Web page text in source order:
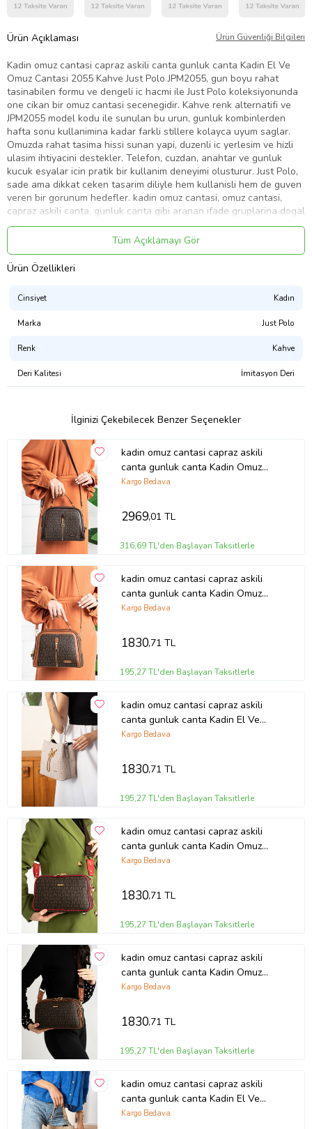
Ürün Açıklaması Ürün Güvenliği Bilgileri
Kadin omuz cantasi capraz askili canta gunluk canta Kadin El Ve
Omuz Cantasi 2055 Kahve Just Polo JPM2055, gun boyu rahat
tasinabilen formu ve dengeli ic hacmi ile Just Polo koleksiyonunda
one cikan bir omuz cantasi secenegidir. Kahve renk alternatifi ve
JPM2055 model kodu ile sunulan bu urun, gunluk kombinlerden
hafta sonu kullanimina kadar farkli stillere kolayca uyum saglar.
Omuzda rahat tasima hissi sunan yapi, duzenli ic yerlesim ve hizli
ulasim ihtiyacini destekler. Telefon, cuzdan, anahtar ve gunluk
kucuk esyalar icin pratik bir kullanim deneyimi olusturur. Just Polo,
sade ama dikkat ceken tasarim diliyle hem kullanisli hem de guven
veren bir gorunum hedefler. kadin omuz cantasi, omuz cantasi,
capraz askili canta, gunluk canta gibi aranan ifade gruplarina dogal
bicimde uyum saglayan bu metin, urun tipini, kullanim amacini ve
marka gucunu acik sekilde anlatir
Ürün Kodu:kcm10406908
Tüm Açıklamayı Gör
Ürün Özellikleri
Cinsiyet Kadın
Marka Just Polo
Renk Kahve
Deri Kalitesi İmitasyon Deri
İlginizi Çekebilecek Benzer Seçenekler
kadin omuz cantasi capraz askili
canta gunluk canta Kadin Omuz
Cantasi Jpm2057 Kahve KAHVE Just
Kargo Bedava
2969,01 TL
316,69 TL'den Başlayan Taksitlerle
kadin omuz cantasi capraz askili
canta gunluk canta Kadin Omuz
Cantasi Jpm2057 Kahve Taba
Kargo Bedava
1830,71 TL
195,27 TL'den Başlayan Taksitlerle
kadin omuz cantasi capraz askili
canta gunluk canta Kadin El Ve
Omuz Cantasi Jpm2065 Krem TAS
Kargo Bedava
1830,71 TL
195,27 TL'den Başlayan Taksitlerle
kadin omuz cantasi capraz askili
canta gunluk canta Kadin Omuz
Cantasi Yeni Sezon 2053
Kargo Bedava
1830,71 TL
195,27 TL'den Başlayan Taksitlerle
kadin omuz cantasi capraz askili
canta gunluk canta Kadin Omuz
Cantasi Yeni Sezon 2053 KahveTaba
Kargo Bedava
1830,71 TL
195,27 TL'den Başlayan Taksitlerle
kadin omuz cantasi capraz askili
canta gunluk canta Kadin El Ve
Omuz Cantasi Jpm2065 Kum Bej Just
Kargo Bedava